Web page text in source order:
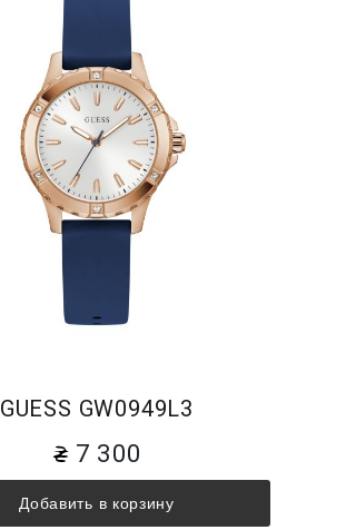
GUESS GW0949L3
7 300
Добавить в корзину